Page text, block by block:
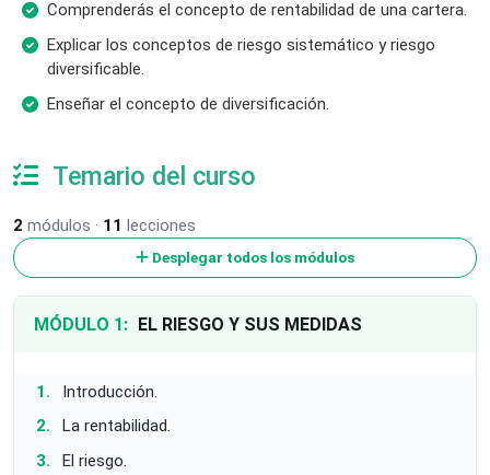
Comprenderás el concepto de rentabilidad de una cartera.
Explicar los conceptos de riesgo sistemático y riesgo
diversificable.
Enseñar el concepto de diversificación.
Temario del curso
2 módulos · 11 lecciones
Desplegar todos los módulos
MÓDULO 1: EL RIESGO Y SUS MEDIDAS
Introducción.
La rentabilidad.
El riesgo.